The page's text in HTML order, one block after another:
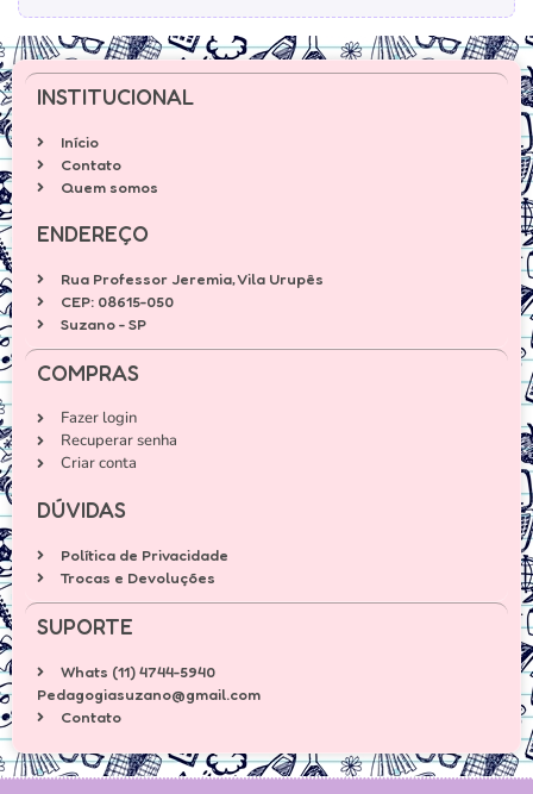
INSTITUCIONAL
Início
Contato
Quem somos
ENDEREÇO
Rua Professor Jeremia, Vila Urupês
CEP: 08615-050
Suzano - SP
COMPRAS
Fazer login
Recuperar senha
Criar conta
DÚVIDAS
Política de Privacidade
Trocas e Devoluções
SUPORTE
Whats (11) 4744-5940
Pedagogiasuzano@gmail.com
Contato